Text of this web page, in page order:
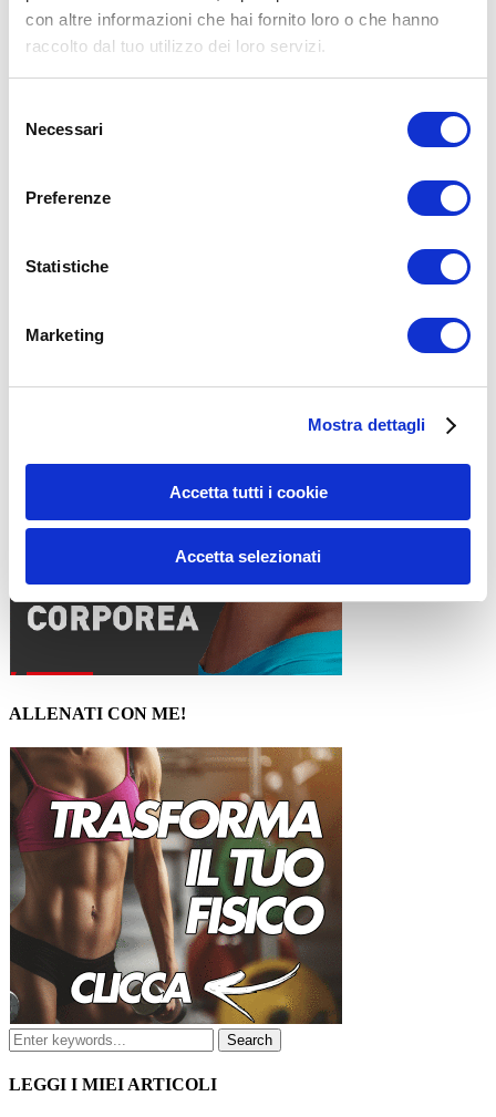
con altre informazioni che hai fornito loro o che hanno
raccolto dal tuo utilizzo dei loro servizi.
delNecessari
Preferenze
Statistiche
Marketing
Mostra dettagli
Accetta tutti i cookie
Accetta selezionati
ALLENATI CON ME!
LEGGI I MIEI ARTICOLI